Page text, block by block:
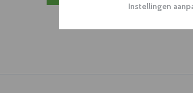
Instellingen